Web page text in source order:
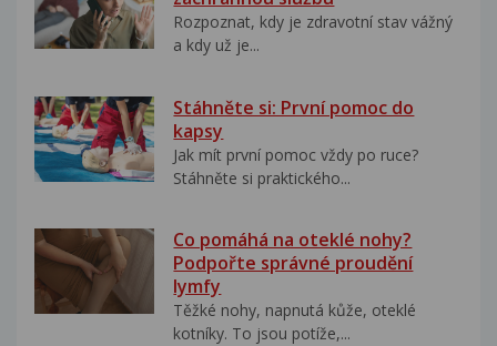
Rozpoznat, kdy je zdravotní stav vážný
a kdy už je...
Stáhněte si: První pomoc do
kapsy
Jak mít první pomoc vždy po ruce?
Stáhněte si praktického...
Co pomáhá na oteklé nohy?
Podpořte správné proudění
lymfy
Těžké nohy, napnutá kůže, oteklé
kotníky. To jsou potíže,...